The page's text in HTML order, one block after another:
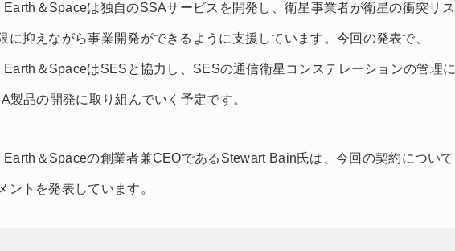
Earth＆Spaceは独自のSSAサービスを開発し、衛星事業者が衛星の衝突リス
に抑えながら事業開発ができるように支援しています。今回の発表で、
Earth＆SpaceはSESと協力し、SESの通信衛星コンステレーションの管理に
製品の開発に取り組んでいく予定です。
Earth＆Spaceの創業者兼CEOであるStewart Bain氏は、今回の契約について
ントを発表しています。